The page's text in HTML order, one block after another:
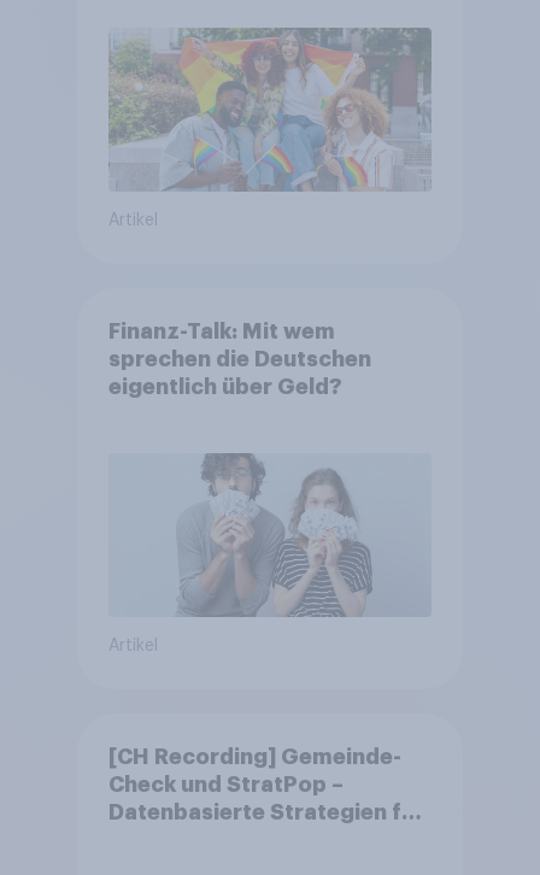
Artikel
Finanz-Talk: Mit wem
sprechen die Deutschen
eigentlich über Geld?
Artikel
[CH Recording] Gemeinde-
Check und StratPop –
Datenbasierte Strategien für